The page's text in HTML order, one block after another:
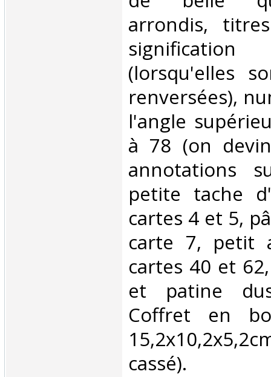
arrondis,
(lorsqu'elles
renversées),
l'angle
à 78 (on
annotations
petite tache
cartes 4 et 5,
carte 7, petit
cartes 40 et
et patine
Coffret en
cassé).‎